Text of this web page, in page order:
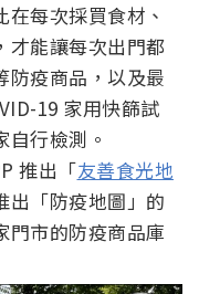
每次採買食材、
才能讓每次出門都
防疫商品，以及最
19 家用快篩試
行檢測。
推出「友善食光地
出「防疫地圖」的
門市的防疫商品庫